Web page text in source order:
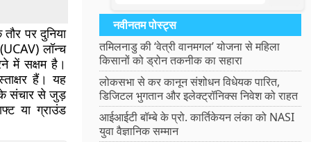
पर दुनिया
लॉन्च
में सक्षम है।
हैं। यह
के संचार से जुड़
या ग्राउंड
नवीनतम पोस्ट्स
तमिलनाडु की ‘वेत्री वानमगल’ योजना से महिला
किसानों को ड्रोन तकनीक का सहारा
लोकसभा से कर कानून संशोधन विधेयक पारित,
डिजिटल भुगतान और इलेक्ट्रॉनिक्स निवेश को राहत
आईआईटी बॉम्बे के प्रो. कार्तिकेयन लंका को NASI
युवा वैज्ञानिक सम्मान